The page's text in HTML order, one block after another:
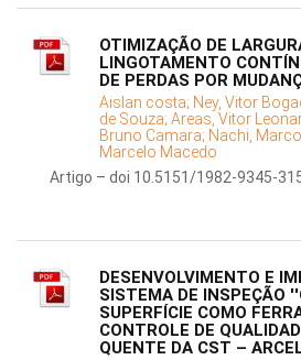
OTIMIZAÇÃO DE
LINGOTAMENTO
DE PERDAS POR
Aislan costa; Ney, Vitor
de Souza; Areas, Vitor
Bruno Camara; Nachi,
Marcelo Macedo
Artigo – doi 10.5151/1982-9345-
DESENVOLVIMENTO E
SISTEMA DE INSPEÇÃO
SUPERFÍCIE COMO
CONTROLE DE
QUENTE DA CST –